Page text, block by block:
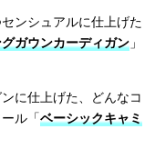
ンシュアルに仕上げた
ガウンカーディガン」
に仕上げた、どんなコ
ル「 ベーシックキャミ